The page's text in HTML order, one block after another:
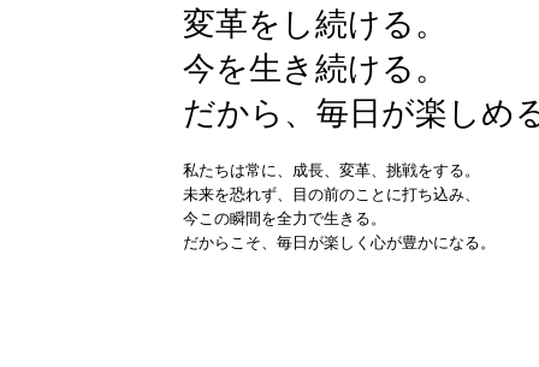
変革をし続ける。
今を生き続ける。
だから、毎日が楽しめ
​私たちは常に、成長、変革、挑戦をする。
未来を恐れず、目の前のことに打ち込み、
今この瞬間を全力で生きる。
​だからこそ、毎日が楽しく心が豊かになる。